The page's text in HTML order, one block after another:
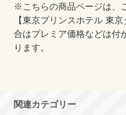
※こちらの商品ページは、
【東京プリンスホテル 東
合はプレミア価格などは付
ります。
関連カテゴリー